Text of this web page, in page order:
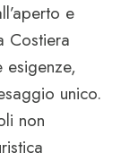
e
Costiera
esigenze,
unico.
non